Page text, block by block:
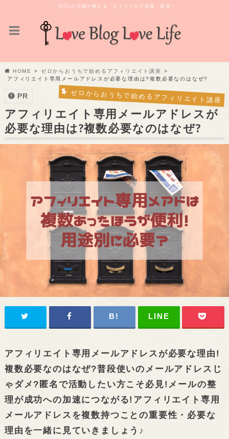
～元OLの主婦が教える「おうちブログ起業」講座～
HOME
ゼロからおうちで始めるアフィリエイト講座
アフィリエイト専用メールアドレスが必要な理由は?複数必要なのはなぜ?
ゼロからおうちで始めるアフィリエイト講座
PR
アフィリエイト専用メールアドレスが
必要な理由は?複数必要なのはなぜ?
アフィリエイト専用メールアドレスが必要な理由!
複数必要なのはなぜ?普段使いのメールアドレスじ
ゃダメ?匿名で活動したい方こそ必見!メールの整
理が成功への加速につながる!アフィリエイト専用
メールアドレスを複数持つことの重要性・必要な
理由を一緒に見ていきましょう♪